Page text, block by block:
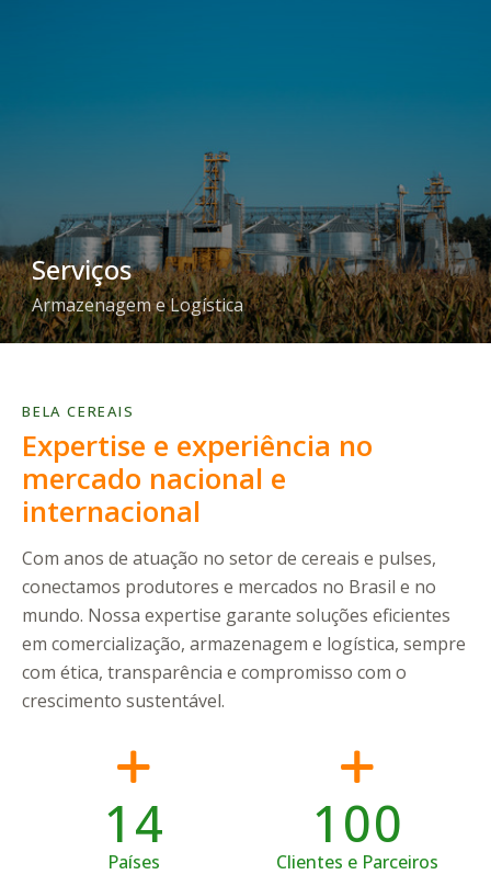
Serviços
Armazenagem e Logística
BELA CEREAIS
Expertise e experiência no
mercado nacional e
internacional
Com anos de atuação no setor de cereais e pulses,
conectamos produtores e mercados no Brasil e no
mundo. Nossa expertise garante soluções eficientes
em comercialização, armazenagem e logística, sempre
com ética, transparência e compromisso com o
crescimento sustentável.
14
Países
1 00
Clientes e Parceiros